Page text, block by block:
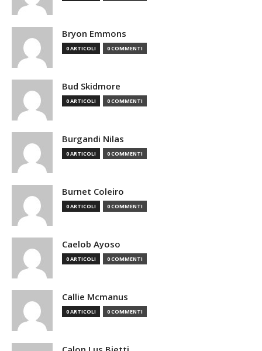
Bryon Emmons
0 ARTICOLI 0 COMMENTI
Bud Skidmore
0 ARTICOLI 0 COMMENTI
Burgandi Nilas
0 ARTICOLI 0 COMMENTI
Burnet Coleiro
0 ARTICOLI 0 COMMENTI
Caelob Ayoso
0 ARTICOLI 0 COMMENTI
Callie Mcmanus
0 ARTICOLI 0 COMMENTI